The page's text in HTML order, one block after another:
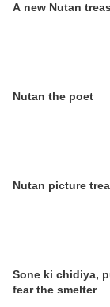
A new Nutan
Nutan the poet
Nutan picture
Sone ki chidiya,
fear the smelter